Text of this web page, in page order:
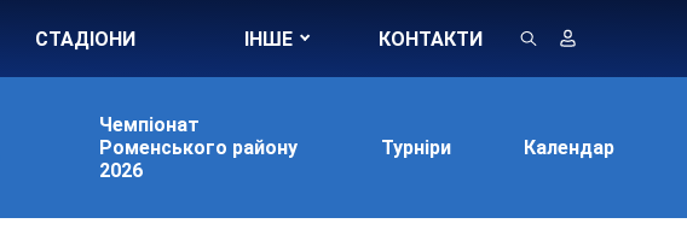
СТАДІОНИ ІНШЕ КОНТАКТИ
Чемпіонат
Роменського району
2026
Турніри Календар